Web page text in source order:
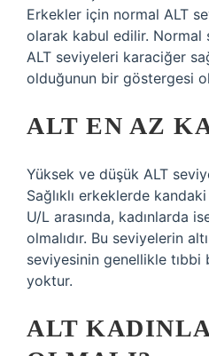
Erkekler için normal ALT
olarak kabul edilir. Normal
ALT seviyeleri karaciğer
olduğunun bir göstergesi
ALT EN AZ
Yüksek ve düşük ALT
Sağlıklı erkeklerde
U/L arasında, kadınlarda
olmalıdır. Bu seviyelerin
seviyesinin genellikle
yoktur.
ALT